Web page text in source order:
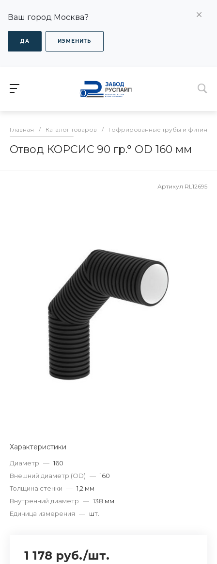
Ваш город Москва?
ДА ИЗМЕНИТЬ
Главная / Каталог товаров / Гофрированные трубы и фитинги
Отвод КОРСИС 90 гр.° OD 160 мм
Артикул RL12695
Характеристики
Диаметр — 160
Внешний диаметр (OD) — 160
Толщина стенки — 1,2 мм
Внутренний диаметр — 138 мм
Единица измерения — шт.
1 178 руб./шт.